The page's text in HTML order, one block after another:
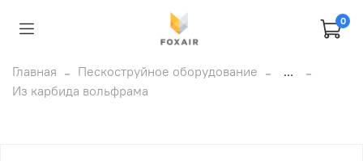
0
Главная Пескоструйное оборудование
...
Из карбида вольфрама